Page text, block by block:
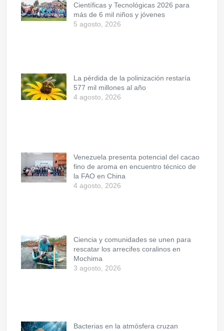
Científicas y Tecnológicas 2026 para
más de 6 mil niños y jóvenes
5 agosto, 2026
La pérdida de la polinización restaría
577 mil millones al año
4 agosto, 2026
Venezuela presenta potencial del cacao
fino de aroma en encuentro técnico de
la FAO en China
4 agosto, 2026
Ciencia y comunidades se unen para
rescatar los arrecifes coralinos en
Mochima
3 agosto, 2026
Bacterias en la atmósfera cruzan